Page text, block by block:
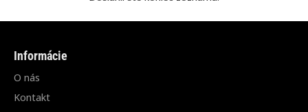
Informácie
O nás
Kontakt